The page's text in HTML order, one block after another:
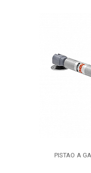
PISTAO A